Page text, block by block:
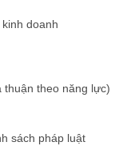
doanh
theo năng lực)
sách pháp luật